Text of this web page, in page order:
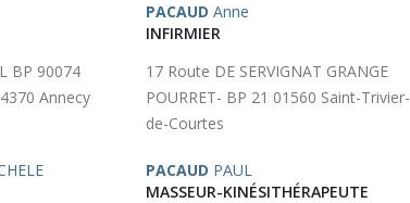
BP 90074
Annecy
PACAUD Anne
INFIRMIER
17 Route DE SERVIGNAT GRANGE
POURRET- BP 21 01560 Saint-Trivier-
de-Courtes
PACAUD PAUL
MASSEUR-KINÉSITHÉRAPEUTE